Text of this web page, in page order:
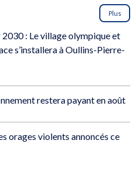
Plus
2030 : Le village olympique et
s’installera à Oullins-Pierre-
restera payant en août
orages violents annoncés ce